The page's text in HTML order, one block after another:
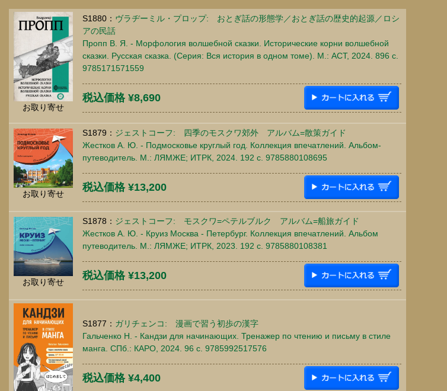
お取り寄せ
S1880： ヴラヂーミル・プロップ: おとぎ話の形態学／おとぎ話の歴史的起源／ロシ
アの民話
Пропп В. Я. - Морфология волшебной сказки. Исторические корни волшебной
сказки. Русская сказка. (Серия: Вся история в одном томе). М.: АСТ, 2024. 896 c.
9785171571559
税込価格 ¥8,690
お取り寄せ
S1879： ジェストコーフ: 四季のモスクワ郊外 アルバム=散策ガイド
Жестков А. Ю. - Подмосковье круглый год. Коллекция впечатлений. Альбом-
путеводитель. М.: ЛЯМЖЕ; ИТРК, 2024. 192 c. 9785880108695
税込価格 ¥13,200
お取り寄せ
S1878： ジェストコーフ: モスクワ=ペテルブルク アルバム=船旅ガイド
Жестков А. Ю. - Круиз Москва - Петербург. Коллекция впечатлений. Альбом
путеводитель. М.: ЛЯМЖЕ; ИТРК, 2023. 192 c. 9785880108381
税込価格 ¥13,200
S1877： ガリチェンコ: 漫画で習う初歩の漢字
Гальченко Н. - Кандзи для начинающих. Тренажер по чтению и письму в стиле
манга. СПб.: КАРО, 2024. 96 c. 9785992517576
税込価格 ¥4,400